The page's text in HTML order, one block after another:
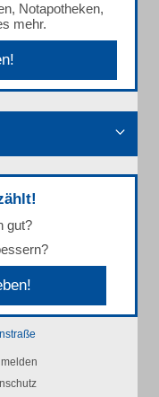
Notapotheken,
mehr.
gut?